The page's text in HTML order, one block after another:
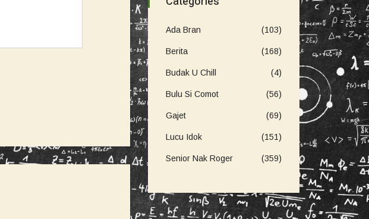
Ada Bran (103)
Berita (168)
Budak U Chill (4)
Bulu Si Comot (56)
Gajet (69)
Lucu Idok (151)
Senior Nak Roger (359)